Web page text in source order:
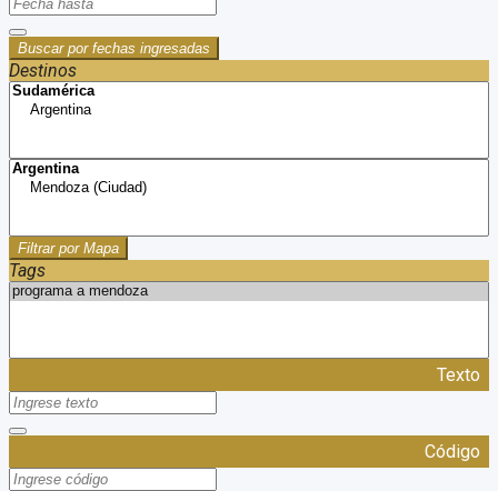
Buscar por fechas ingresadas
Destinos
Filtrar por Mapa
Tags
Texto
Código